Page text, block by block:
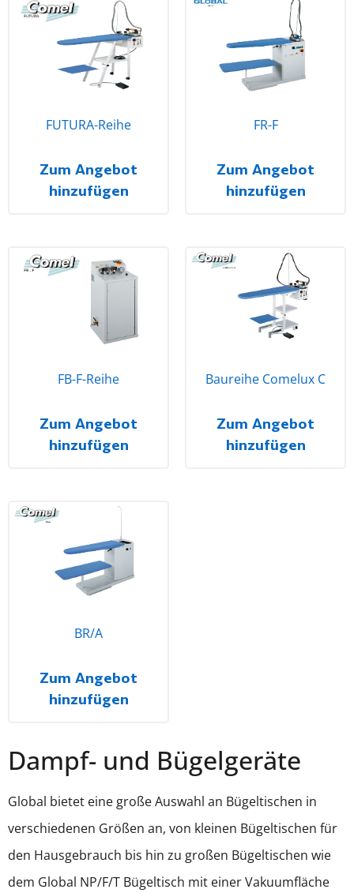
FUTURA-Reihe
Zum Angebot
hinzufügen
FR-F
Zum Angebot
hinzufügen
FB-F-Reihe
Zum Angebot
hinzufügen
Baureihe Comelux C
Zum Angebot
hinzufügen
BR/A
Zum Angebot
hinzufügen
Dampf- und Bügelgeräte
Global bietet eine große Auswahl an Bügeltischen in
verschiedenen Größen an, von kleinen Bügeltischen für
den Hausgebrauch bis hin zu großen Bügeltischen wie
dem Global NP/F/T Bügeltisch mit einer Vakuumfläche